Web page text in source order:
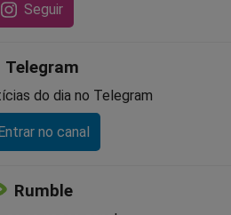
Seguir
Telegram
do dia no Telegram
Entrar no canal
Rumble